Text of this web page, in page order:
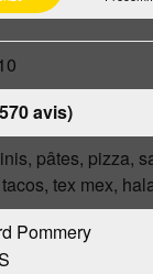
avis)
pâtes, pizza,
tex mex,
Pommery